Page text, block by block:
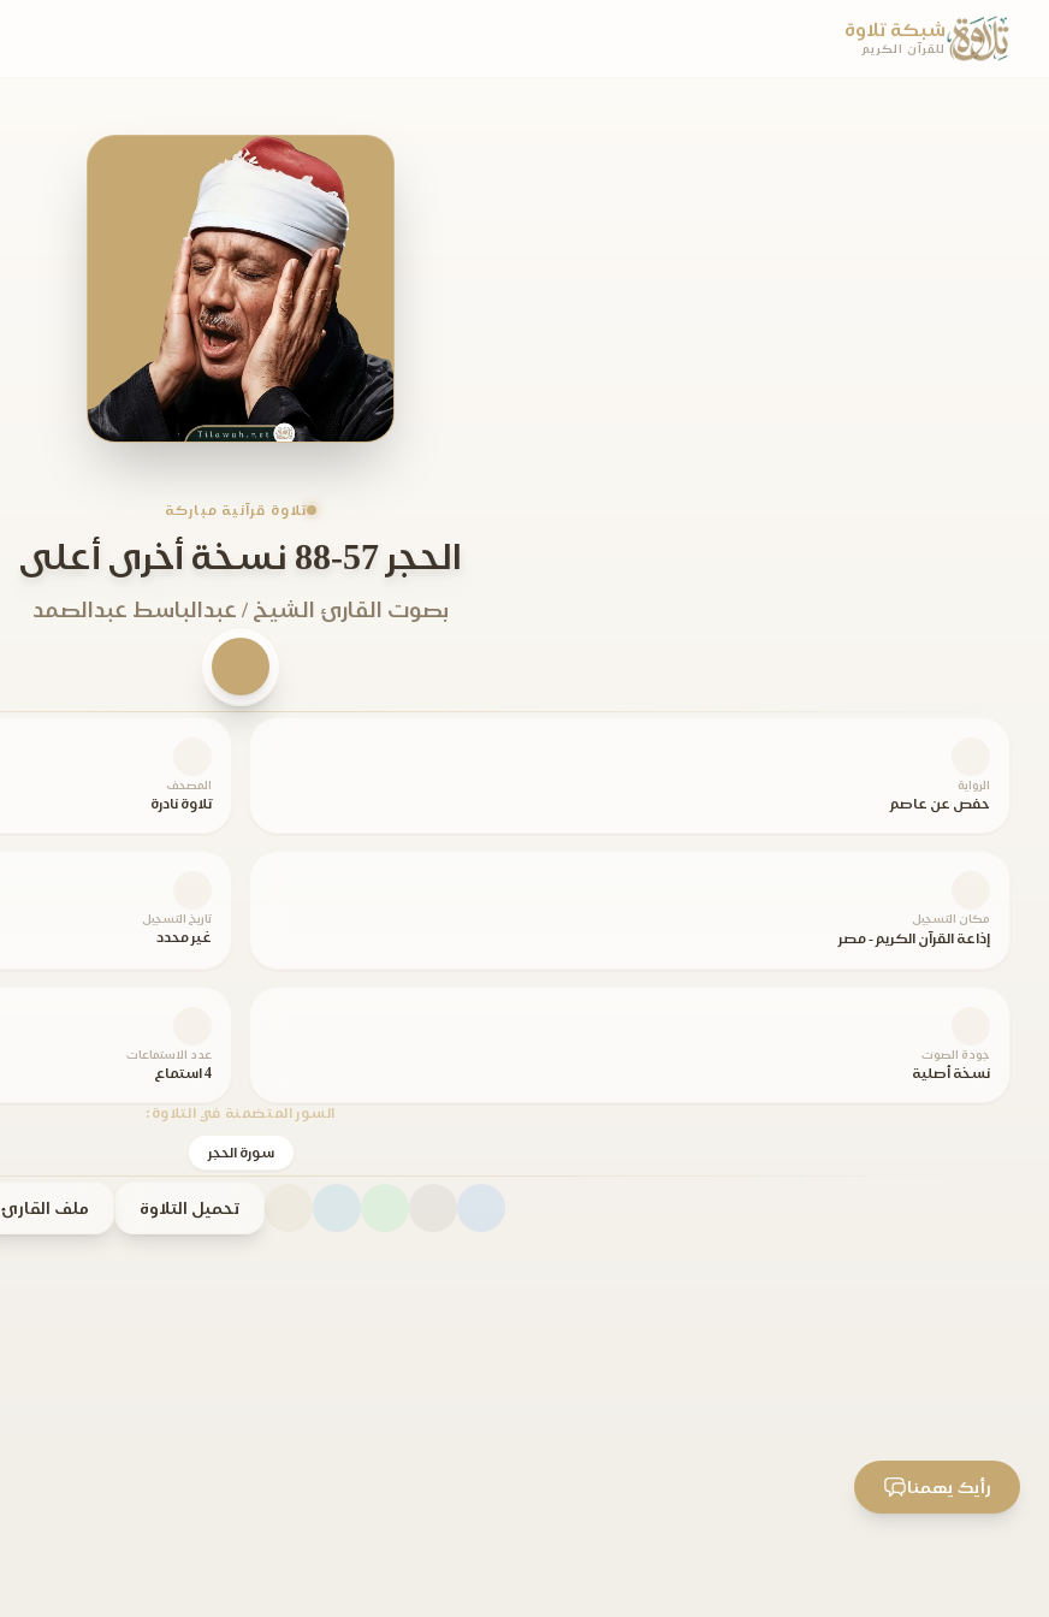
شبكة تلاوة
للقرآن الكريم
تلاوة قرآنية مباركة
الحجر 57-88 نسخة أخرى أعلى
بصوت القارئ الشيخ / عبدالباسط عبدالصمد
الرواية
حفص عن عاصم
المصحف
تلاوة نادرة
مكان التسجيل
إذاعة القرآن الكريم - مصر
تاريخ التسجيل
غير محدد
جودة الصوت
نسخة أصلية
عدد الاستماعات
4 استماع
السور المتضمنة في التلاوة:
سورة الحجر
تحميل التلاوة ملف القارئ
رأيك يهمنا